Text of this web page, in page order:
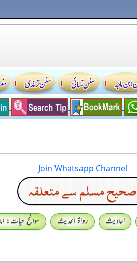
Join Whatsapp Channel
صحيح مسلم سے متعلقہ
احادیث رواۃ الحدیث
سوانح حیات: